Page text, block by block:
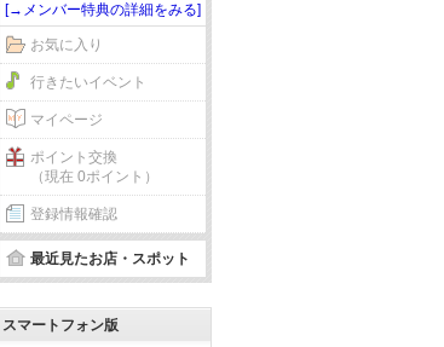
[→メンバー特典の詳細をみる]
お気に入り
行きたいイベント
マイページ
ポイント交換
（現在 0ポイント）
登録情報確認
最近見たお店・スポット
スマートフォン版